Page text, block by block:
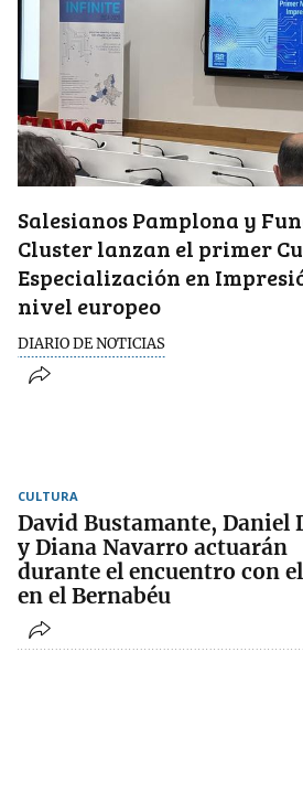
Salesianos Pamplona y
Cluster lanzan el primer
Especialización en
nivel europeo
DIARIO DE NOTICIAS
CULTURA
David Bustamante, Daniel
y Diana Navarro actuarán
durante el encuentro con
en el Bernabéu